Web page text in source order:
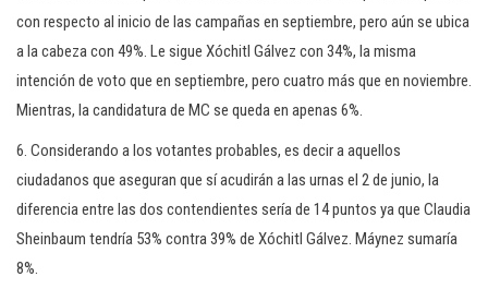
con respecto al inicio de las campañas en septiembre, pero aún se ubica
a la cabeza con 49%. Le sigue Xóchitl Gálvez con 34%, la misma
intención de voto que en septiembre, pero cuatro más que en noviembre.
Mientras, la candidatura de MC se queda en apenas 6%.
6. Considerando a los votantes probables, es decir a aquellos
ciudadanos que aseguran que sí acudirán a las urnas el 2 de junio, la
diferencia entre las dos contendientes sería de 14 puntos ya que Claudia
Sheinbaum tendría 53% contra 39% de Xóchitl Gálvez. Máynez sumaría
8%.